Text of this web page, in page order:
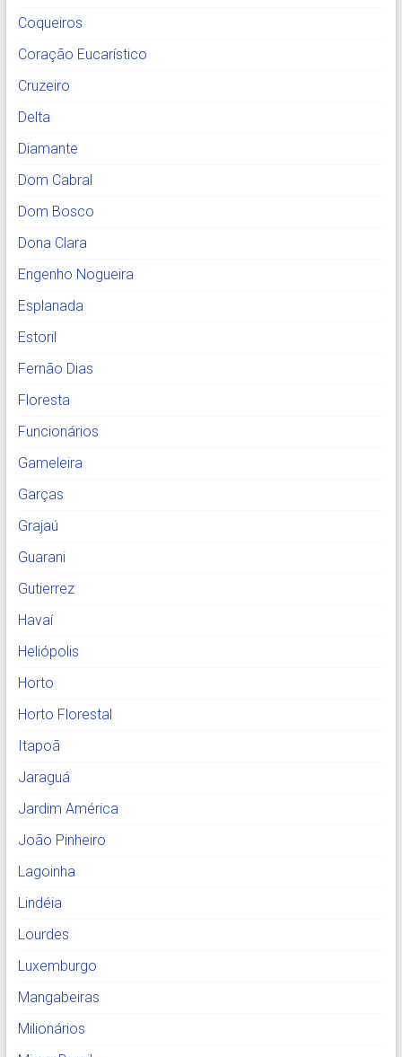
Coqueiros
Coração Eucarístico
Cruzeiro
Delta
Diamante
Dom Cabral
Dom Bosco
Dona Clara
Engenho Nogueira
Esplanada
Estoril
Fernão Dias
Floresta
Funcionários
Gameleira
Garças
Grajaú
Guarani
Gutierrez
Havaí
Heliópolis
Horto
Horto Florestal
Itapoã
Jaraguá
Jardim América
João Pinheiro
Lagoinha
Lindéia
Lourdes
Luxemburgo
Mangabeiras
Milionários